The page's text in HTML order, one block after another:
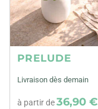
PRELUDE
Livraison dès demain
à partir de36,90 €